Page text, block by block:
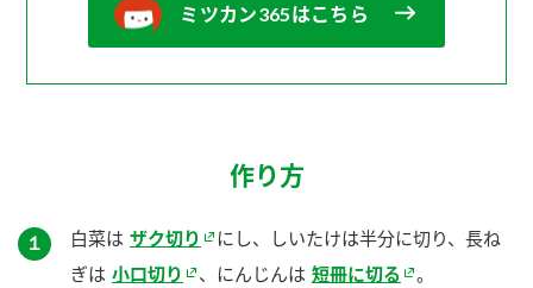
ミツカン365はこちら
作り方
１ 白菜は ザク切り
にし、しいたけは半分に切り、長ね
ぎは 小口切り 、にんじんは 短冊に切る 。